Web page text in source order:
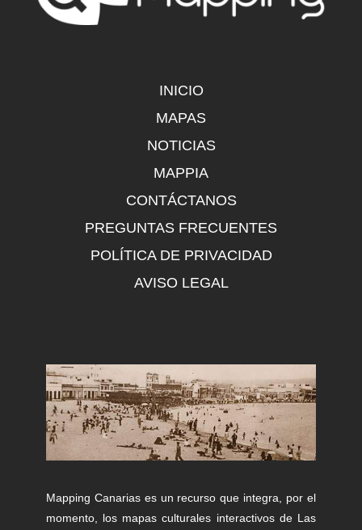
INICIO
MAPAS
NOTICIAS
MAPPIA
CONTÁCTANOS
PREGUNTAS FRECUENTES
POLÍTICA DE PRIVACIDAD
AVISO LEGAL
Mapping Canarias es un recurso que integra, por el
momento, los mapas culturales interactivos de Las